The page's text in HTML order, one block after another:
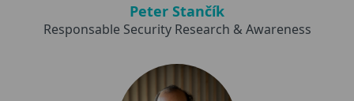
Peter Stančík
Responsable Security Research & Awareness